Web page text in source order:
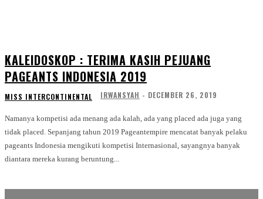
KALEIDOSKOP : TERIMA KASIH PEJUANG
PAGEANTS INDONESIA 2019
MISS INTERCONTINENTAL IRWANSYAH - DECEMBER 26, 2019
Namanya kompetisi ada menang ada kalah, ada yang placed ada juga yang
tidak placed. Sepanjang tahun 2019 Pageantempire mencatat banyak pelaku
pageants Indonesia mengikuti kompetisi Internasional, sayangnya banyak
diantara mereka kurang beruntung...